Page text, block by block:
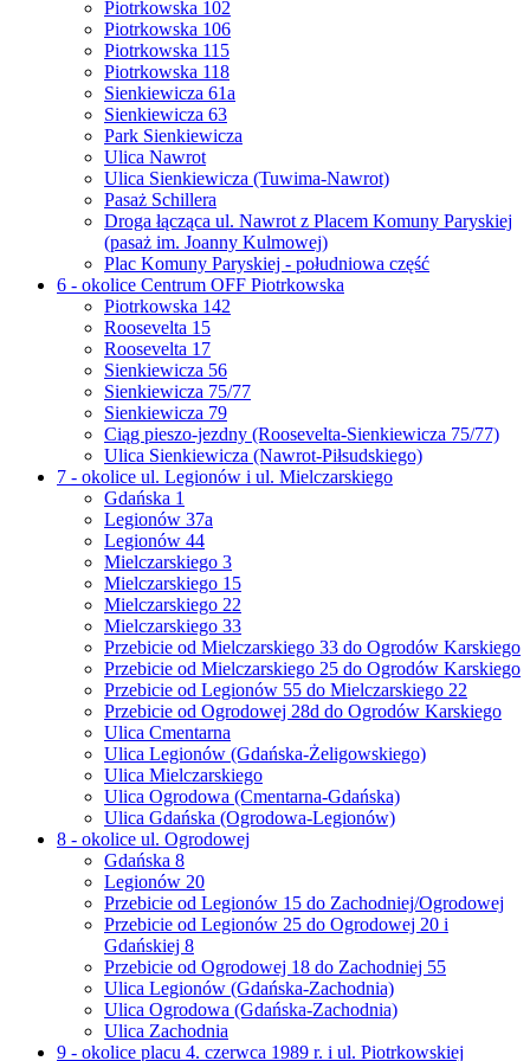
Piotrkowska 102
Piotrkowska 106
Piotrkowska 115
Piotrkowska 118
Sienkiewicza 61a
Sienkiewicza 63
Park Sienkiewicza
Ulica Nawrot
Ulica Sienkiewicza (Tuwima-Nawrot)
Pasaż Schillera
Droga łącząca ul. Nawrot z Placem Komuny Paryskiej
(pasaż im. Joanny Kulmowej)
Plac Komuny Paryskiej - południowa część
6 - okolice Centrum OFF Piotrkowska
Piotrkowska 142
Roosevelta 15
Roosevelta 17
Sienkiewicza 56
Sienkiewicza 75/77
Sienkiewicza 79
Ciąg pieszo-jezdny (Roosevelta-Sienkiewicza 75/77)
Ulica Sienkiewicza (Nawrot-Piłsudskiego)
7 - okolice ul. Legionów i ul. Mielczarskiego
Gdańska 1
Legionów 37a
Legionów 44
Mielczarskiego 3
Mielczarskiego 15
Mielczarskiego 22
Mielczarskiego 33
Przebicie od Mielczarskiego 33 do Ogrodów Karskiego
Przebicie od Mielczarskiego 25 do Ogrodów Karskiego
Przebicie od Legionów 55 do Mielczarskiego 22
Przebicie od Ogrodowej 28d do Ogrodów Karskiego
Ulica Cmentarna
Ulica Legionów (Gdańska-Żeligowskiego)
Ulica Mielczarskiego
Ulica Ogrodowa (Cmentarna-Gdańska)
Ulica Gdańska (Ogrodowa-Legionów)
8 - okolice ul. Ogrodowej
Gdańska 8
Legionów 20
Przebicie od Legionów 15 do Zachodniej/Ogrodowej
Przebicie od Legionów 25 do Ogrodowej 20 i
Gdańskiej 8
Przebicie od Ogrodowej 18 do Zachodniej 55
Ulica Legionów (Gdańska-Zachodnia)
Ulica Ogrodowa (Gdańska-Zachodnia)
Ulica Zachodnia
9 - okolice placu 4. czerwca 1989 r. i ul. Piotrkowskiej